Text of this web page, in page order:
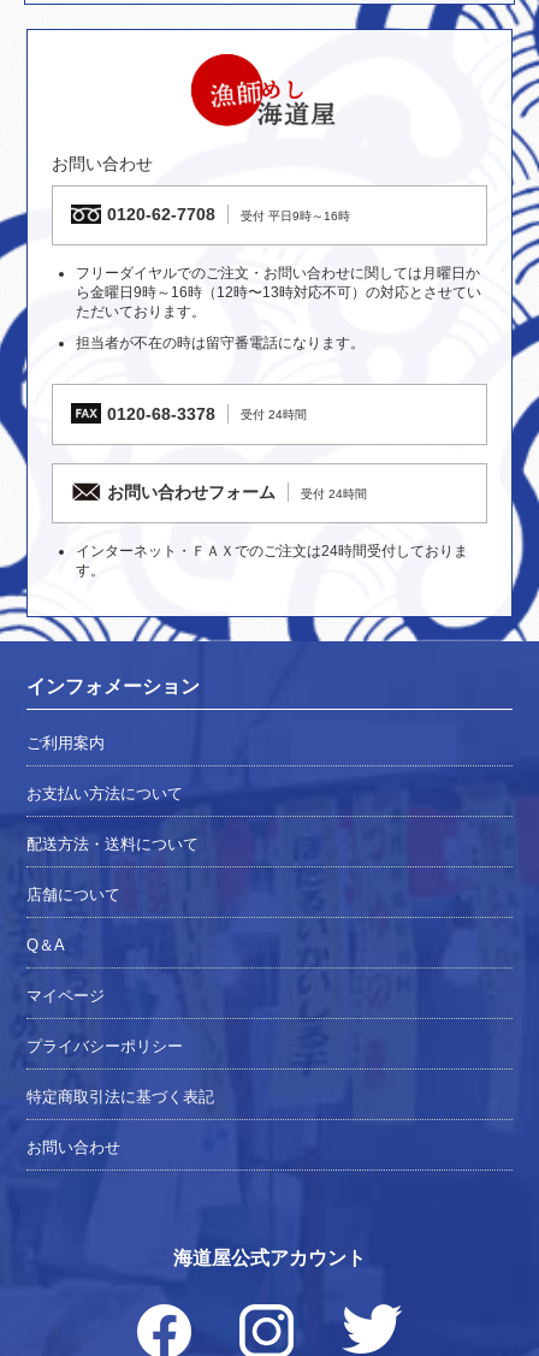
お問い合わせ
0120-62-7708 受付 平日9時～16時
フリーダイヤルでのご注文・お問い合わせに関しては月曜日か
ら金曜日9時～16時（12時〜13時対応不可）の対応とさせてい
ただいております。
担当者が不在の時は留守番電話になります。
0120-68-3378 受付 24時間
お問い合わせフォーム 受付 24時間
インターネット・ＦＡＸでのご注文は24時間受付しておりま
す。
インフォメーション
ご利用案内
お支払い方法について
配送方法・送料について
店舗について
Q＆A
マイページ
プライバシーポリシー
特定商取引法に基づく表記
お問い合わせ
海道屋公式アカウント